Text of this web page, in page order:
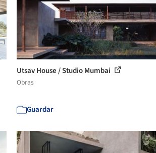
Utsav House / Studio Mumbai
Obras
Guardar